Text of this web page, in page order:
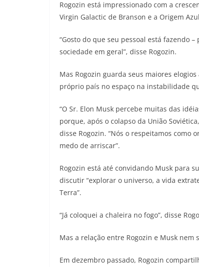
Rogozin está impressionado com a
Virgin Galactic de Branson e a Origem
“Gosto do que seu pessoal está fazendo
sociedade em geral”, disse Rogozin.
Mas Rogozin guarda seus maiores
próprio país no espaço na instabilidade
“O Sr. Elon Musk percebe muitas das
porque, após o colapso da União
disse Rogozin. “Nós o respeitamos
medo de arriscar”.
Rogozin está até convidando Musk para
discutir “explorar o universo, a vida
Terra”.
“Já coloquei a chaleira no fogo”, disse
Mas a relação entre Rogozin e Musk nem
Em dezembro passado, Rogozin